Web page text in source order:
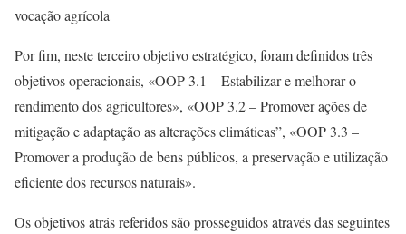
vocação agrícola
Por fim, neste terceiro objetivo estratégico, foram definidos três
objetivos operacionais, «OOP 3.1 – Estabilizar e melhorar o
rendimento dos agricultores», «OOP 3.2 – Promover ações de
mitigação e adaptação as alterações climáticas”, «OOP 3.3 –
Promover a produção de bens públicos, a preservação e utilização
eficiente dos recursos naturais».
Os objetivos atrás referidos são prosseguidos através das seguintes